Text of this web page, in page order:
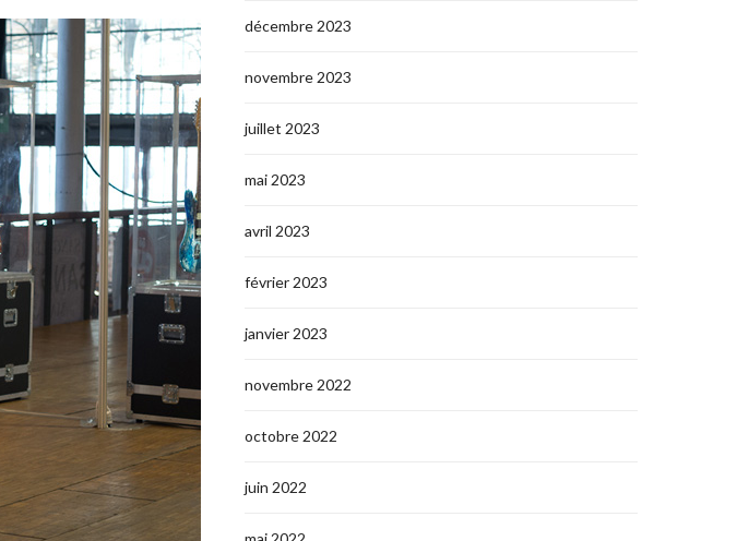
décembre 2023
novembre 2023
juillet 2023
mai 2023
avril 2023
février 2023
janvier 2023
novembre 2022
octobre 2022
juin 2022